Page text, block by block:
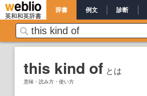
英和和英辞書
辞書 例文 診断
this kind of とは
意味・読み方・使い方